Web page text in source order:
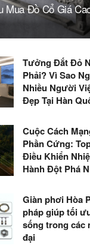
Mua Đồ Cổ Giá
Tưởng Đắt Đỏ
Phải? Vì Sao
Nhiều Người
Đẹp Tại Hàn
Cuộc Cách
Phần Cứng:
Điều Khiển
Hành Đột Phá
Giàn phơi Hòa
pháp giúp tối
sống trong các
đại